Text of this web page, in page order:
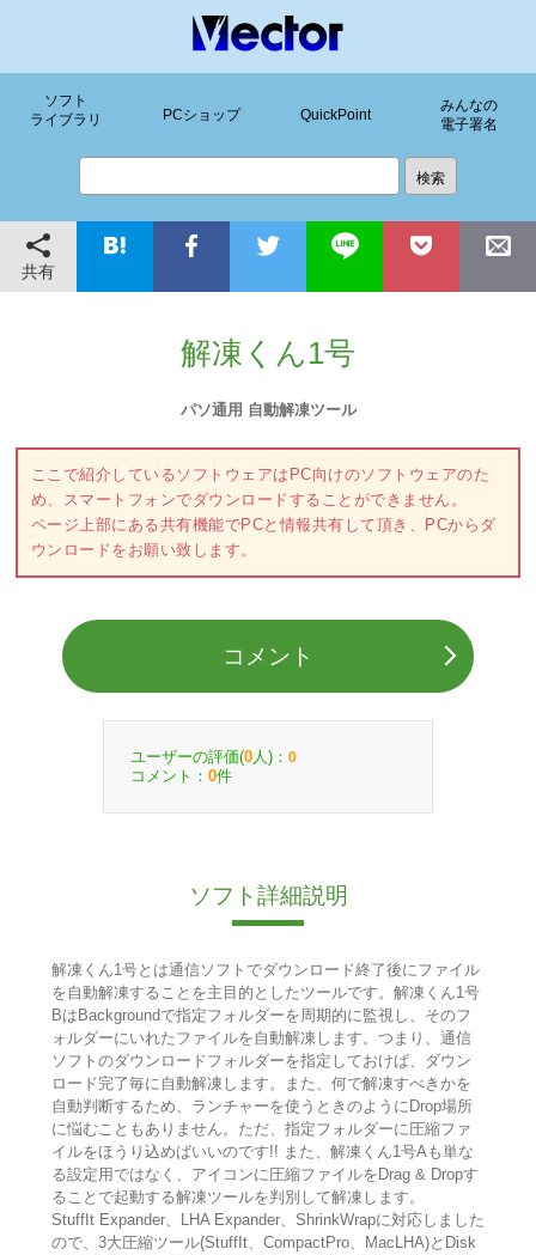
ソフト
ライブラリ
PCショップ QuickPoint
みんなの
電子署名
共有
解凍くん1号
パソ通用 自動解凍ツール
ここで紹介しているソフトウェアはPC向けのソフトウェアのた
め、スマートフォンでダウンロードすることができません。
ページ上部にある共有機能でPCと情報共有して頂き、PCからダ
ウンロードをお願い致します。
コメント
ユーザーの評価(0 人)： 0
コメント： 0件
ソフト詳細説明
解凍くん1号とは通信ソフトでダウンロード終了後にファイル
を自動解凍することを主目的としたツールです。解凍くん1号
BはBackgroundで指定フォルダーを周期的に監視し、そのフ
ォルダーにいれたファイルを自動解凍します。つまり、通信
ソフトのダウンロードフォルダーを指定しておけば、ダウン
ロード完了毎に自動解凍します。また、何で解凍すべきかを
自動判断するため、ランチャーを使うときのようにDrop場所
に悩むこともありません。ただ、指定フォルダーに圧縮ファ
イルをほうり込めばいいのです!! また、解凍くん1号Aも単な
る設定用ではなく、アイコンに圧縮ファイルをDrag & Dropす
ることで起動する解凍ツールを判別して解凍します。
StuffIt Expander、LHA Expander、ShrinkWrapに対応しました
ので、3大圧縮ツール(StuffIt、CompactPro、MacLHA)とDisk